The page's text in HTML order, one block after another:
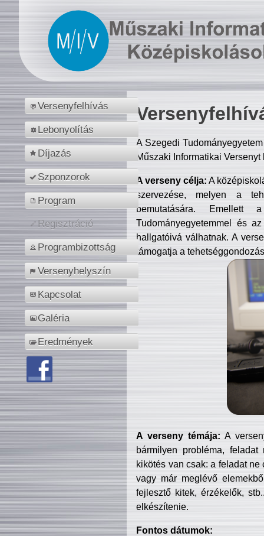
Versenyfelhívás
Lebonyolítás
Díjazás
Szponzorok
Program
Regisztráció
Programbizottság
Versenyhelyszín
Kapcsolat
Galéria
Eredmények
A Szegedi
Műszaki Informatikai
A verseny célja: A
szervezése, melyen a
bemutatására. Emellett
Tudományegyetemmel és
hallgatóivá válhatnak. A
támogatja a
A verseny témája: A
bármilyen probléma, feladat
kikötés van csak: a feladat
vagy már meglévő
fejlesztő kitek, érzékelők,
elkészítenie.
Fontos dátumok: